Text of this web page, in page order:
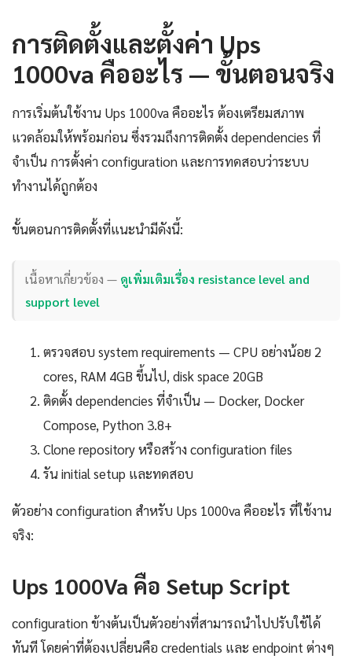
การติดตั้งและตั้งค่า Ups
1000va คืออะไร — ขั้นตอนจริง
การเริ่มต้นใช้งาน Ups 1000va คืออะไร ต้องเตรียมสภาพ
แวดล้อมให้พร้อมก่อน ซึ่งรวมถึงการติดตั้ง dependencies ที่
จำเป็น การตั้งค่า configuration และการทดสอบว่าระบบ
ทำงานได้ถูกต้อง
ขั้นตอนการติดตั้งที่แนะนำมีดังนี้:
เนื้อหาเกี่ยวข้อง — ดูเพิ่มเติมเรื่อง resistance level and
support level
ตรวจสอบ system requirements — CPU อย่างน้อย 2
cores, RAM 4GB ขึ้นไป, disk space 20GB
ติดตั้ง dependencies ที่จำเป็น — Docker, Docker
Compose, Python 3.8+
Clone repository หรือสร้าง configuration files
รัน initial setup และทดสอบ
ตัวอย่าง configuration สำหรับ Ups 1000va คืออะไร ที่ใช้งาน
จริง:
Ups 1000Va คือ Setup Script
configuration ข้างต้นเป็นตัวอย่างที่สามารถนำไปปรับใช้ได้
ทันที โดยค่าที่ต้องเปลี่ยนคือ credentials และ endpoint ต่างๆ